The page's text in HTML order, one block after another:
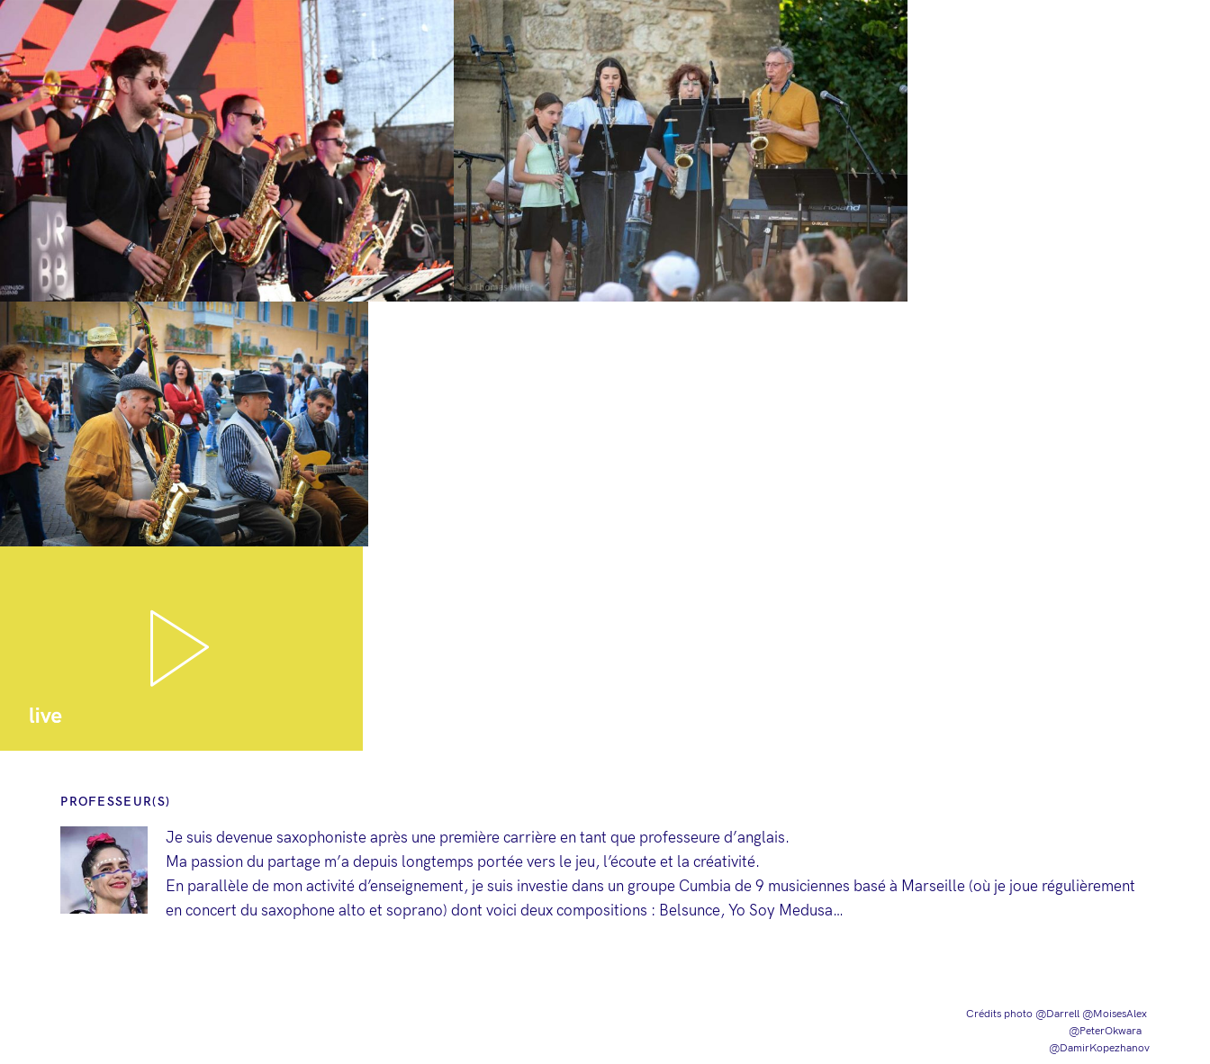
PROFESSEUR(S)
Je suis devenue saxophoniste après une première carrière en tant que professeure d’anglais.
Ma passion du partage m’a depuis longtemps portée vers le jeu, l’écoute et la créativité.
En parallèle de mon activité d’enseignement, je suis investie dans un groupe Cumbia de 9 musiciennes basé à Marseille (où je joue régulièrement
en concert du saxophone alto et soprano) dont voici deux compositions : Belsunce, Yo Soy Medusa…
Crédits photo @Darrell @MoisesAlex
@PeterOkwara
@DamirKopezhanov